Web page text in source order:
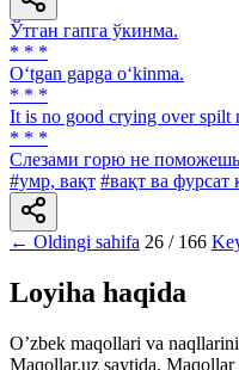
Ўтган гапга ўкинма.
* * *
O‘tgan gapga o‘kinma.
* * *
It is no good crying over spilt
* * *
Слезами горю не
#умр, вақт #вақт ва фурсат
← Oldingi sahifa 26 / 166
Loyiha haqida
Oʼzbek maqollari va
Maqollar.uz saytida.